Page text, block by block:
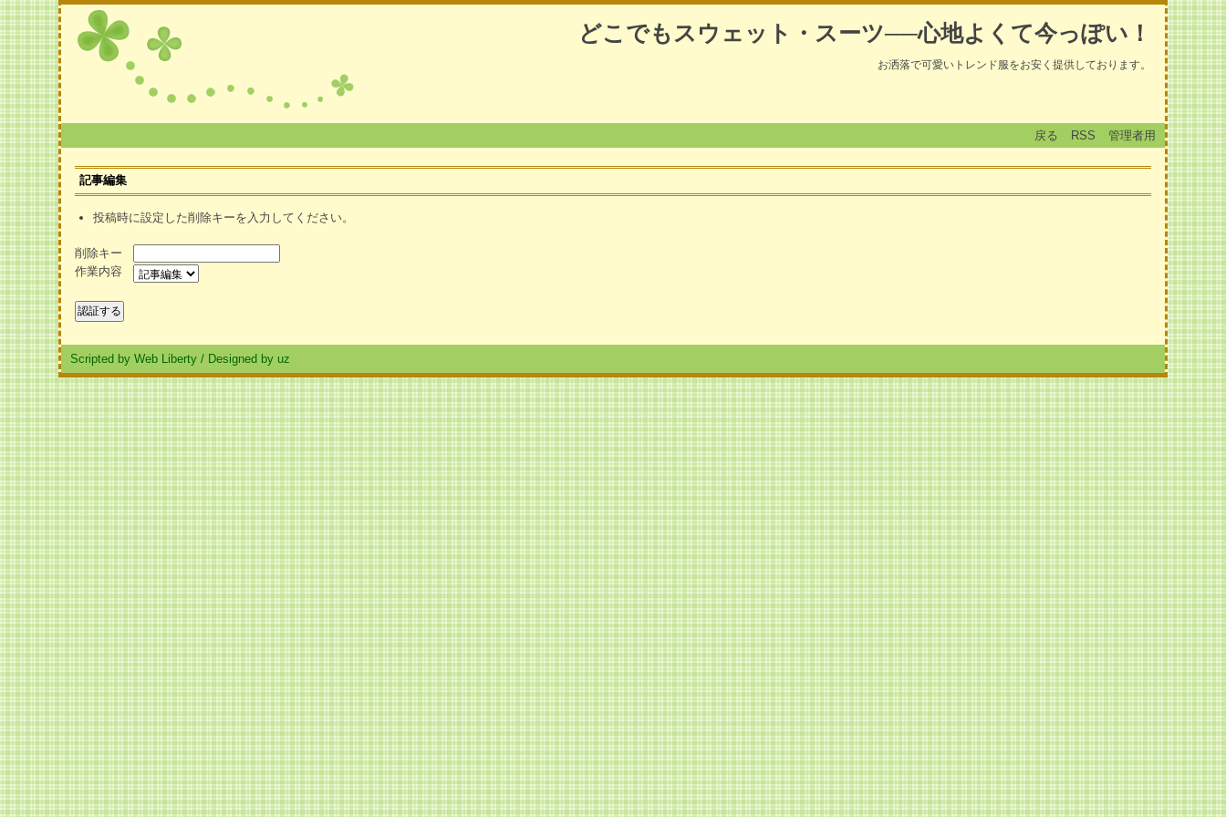
どこでもスウェット・スーツ──心地よくて今っぽい！
お洒落で可愛いトレンド服をお安く提供しております。
戻る RSS 管理者用
記事編集
投稿時に設定した削除キーを入力してください。
削除キー
作業内容
Scripted by Web Liberty / Designed by uz